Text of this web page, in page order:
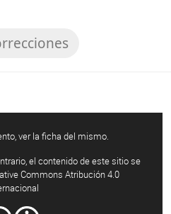
ver la ficha del mismo.
el contenido de este sitio se
Commons Atribución 4.0